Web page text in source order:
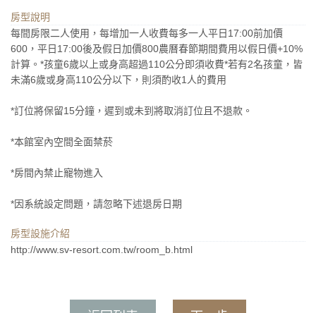
房型說明
每間房限二人使用，每增加一人收費每多一人平日17:00前加價
600，平日17:00後及假日加價800農曆春節期間費用以假日價+10%
計算。*孩童6歲以上或身高超過110公分即須收費*若有2名孩童，皆
未滿6歲或身高110公分以下，則須酌收1人的費用
*訂位將保留15分鐘，遲到或未到將取消訂位且不退款。
*本館室內空間全面禁菸
*房間內禁止寵物進入
*因系統設定問題，請忽略下述退房日期
房型設施介紹
http://www.sv-resort.com.tw/room_b.html